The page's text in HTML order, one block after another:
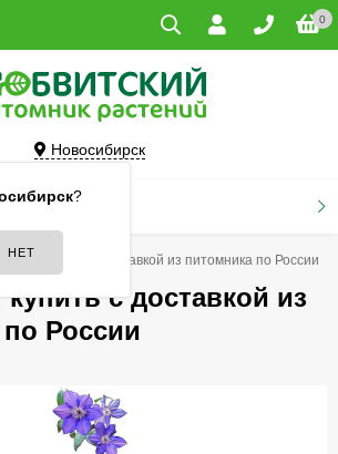
0
Новосибирск
?
купить с доставкой из питомника по России
с доставкой из
России